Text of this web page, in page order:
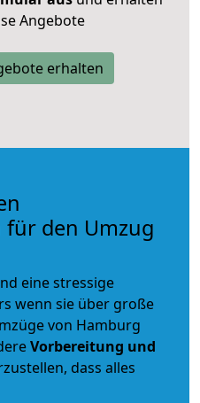
Angebote
erhalten
für den Umzug
eine stressige
wenn sie über große
von Hamburg
Vorbereitung und
dass alles